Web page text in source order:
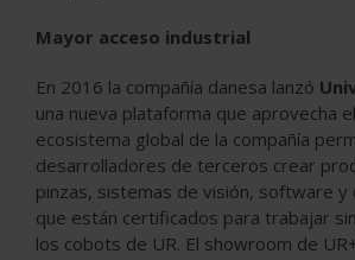
Mayor acceso industrial
En 2016 la compañía danesa lanzó
una nueva plataforma que aprovecha
ecosistema global de la compañía
desarrolladores de terceros crear
pinzas, sistemas de visión, software
que están certificados para trabajar
los cobots de UR. El showroom de